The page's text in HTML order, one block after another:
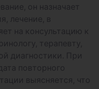
он назначает
лечение, в
на консультацию к
терапевту,
диагностики. При
повторного
выясняется, что